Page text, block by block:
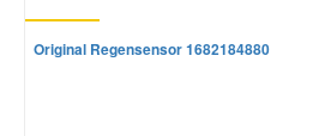
Original Regensensor 1682184880